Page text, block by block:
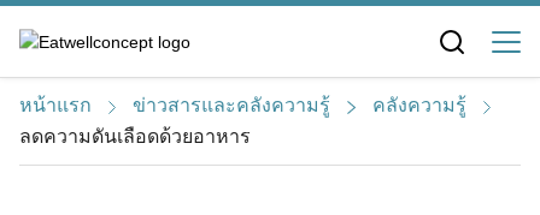
i
หน้าแรก ข่าวสารและคลังความรู้
คลังความรู้
ลดความดันเลือดด้วยอาหาร